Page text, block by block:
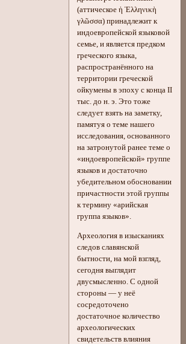
(аттическое ἡ Ἑλληνικὴ
γλῶσσα) принадлежит к
индоевропейской языковой
семье, и является предком
греческого языка,
распространённого на
территории греческой
ойкумены в эпоху с конца II
тыс. до н. э. Это тоже
следует взять на заметку,
памятуя о теме нашего
исследования, основанного
на затронутой ранее теме о
«индоевропейской» группе
языков и достаточно
убедительном обосновании
причастности этой группы
к термину «арийская
группа языков».
Археология в изысканиях
следов славянской
бытности, на мой взгляд,
сегодня выглядит
двусмысленно. С одной
стороны — у неё
сосредоточено
достаточное количество
археологических
свидетельств влияния